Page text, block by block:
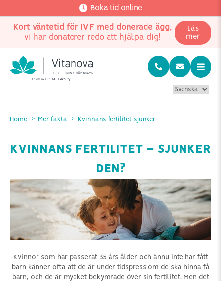
Boka tid online
Kort väntetid för IVF med donerade ägg,
vi har donatorer redo att hjälpa dig!
Läs
mer
Home Mer fakta Kvinnans fertilitet sjunker
KVINNANS FERTILITET – SJUNKER
DEN?
Kvinnor som har passerat 35 års ålder och ännu inte har fått
barn känner ofta att de är under tidspress om de ska hinna få
barn, och de är mycket bekymrade över sin fertilitet. Men det